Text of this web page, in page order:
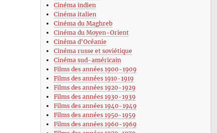
Cinéma indien
Cinéma italien
Cinéma du Maghreb
Cinéma du Moyen-Orient
Cinéma d’Océanie
Cinéma russe et soviétique
Cinéma sud-américain
Films des années 1900-1909
Films des années 1910-1919
Films des années 1920-1929
Films des années 1930-1939
Films des années 1940-1949
Films des années 1950-1959
Films des années 1960-1969